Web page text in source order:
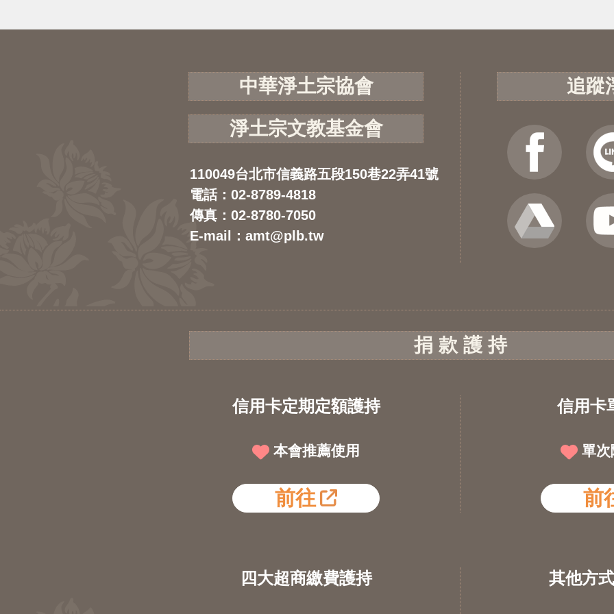
中華淨土宗協會
淨土宗文教基金會
110049台北市信義路五段150巷22弄41號
電話：02-8789-4818
傳真：02-8780-7050
E-mail：amt@plb.tw
追蹤
捐 款 護 持
信用卡定期定額護持
本會推薦使用
前往
信用卡
單次
前
四大超商繳費護持 其他方